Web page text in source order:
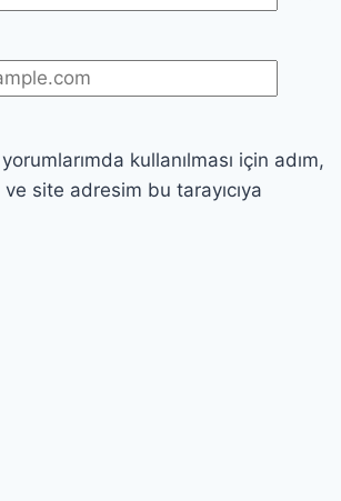
kullanılması için adım,
site adresim bu tarayıcıya